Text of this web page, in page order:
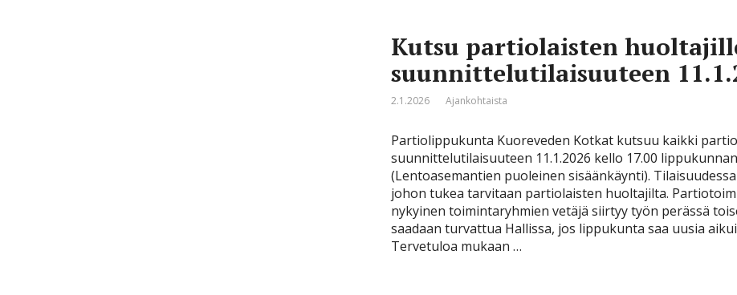
Kutsu partiolaisten
suunnittelutilaisuuteen
2.1.2026 Ajankohtaista
Partiolippukunta Kuoreveden Kotkat kutsuu kaikki
suunnittelutilaisuuteen 11.1.2026 kello 17.00
(Lentoasemantien puoleinen sisäänkäynti).
johon tukea tarvitaan partiolaisten huoltajilta.
nykyinen toimintaryhmien vetäjä siirtyy työn perässä
saadaan turvattua Hallissa, jos lippukunta saa uusia
Tervetuloa mukaan …